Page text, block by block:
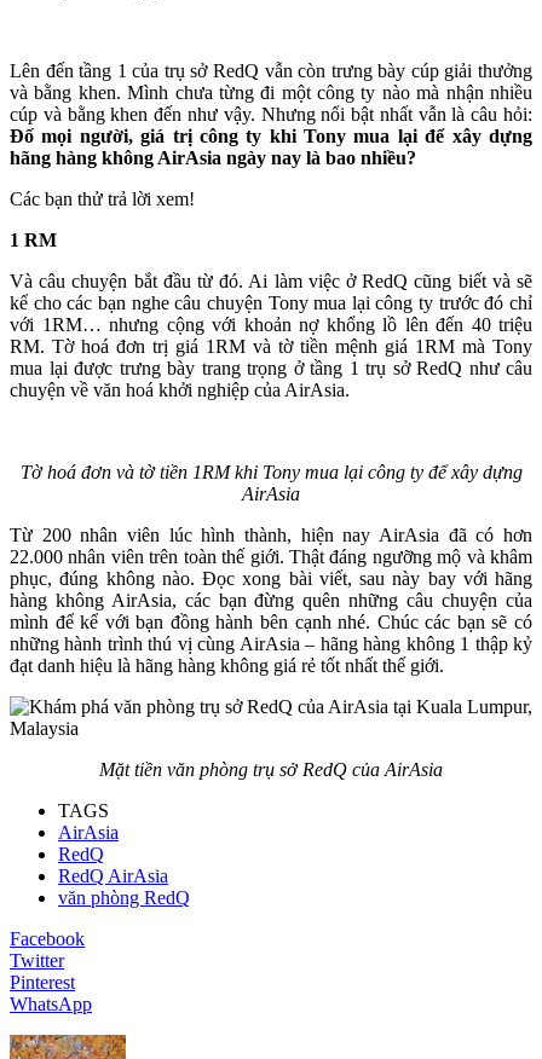
Lên đến tầng 1 của trụ sở RedQ vẫn còn trưng bày cúp giải thưởng
và bằng khen. Mình chưa từng đi một công ty nào mà nhận nhiều
cúp và bằng khen đến như vậy. Nhưng nổi bật nhất vẫn là câu hỏi:
Đố mọi người, giá trị công ty khi Tony mua lại để xây dựng
hãng hàng không AirAsia ngày nay là bao nhiều?
Các bạn thử trả lời xem!
1 RM
Và câu chuyện bắt đầu từ đó. Ai làm việc ở RedQ cũng biết và sẽ
kể cho các bạn nghe câu chuyện Tony mua lại công ty trước đó chỉ
với 1RM… nhưng cộng với khoản nợ khổng lồ lên đến 40 triệu
RM. Tờ hoá đơn trị giá 1RM và tờ tiền mệnh giá 1RM mà Tony
mua lại được trưng bày trang trọng ở tầng 1 trụ sở RedQ như câu
chuyện về văn hoá khởi nghiệp của AirAsia.
Tờ hoá đơn và tờ tiền 1RM khi Tony mua lại công ty để xây dựng
AirAsia
Từ 200 nhân viên lúc hình thành, hiện nay AirAsia đã có hơn
22.000 nhân viên trên toàn thế giới. Thật đáng ngưỡng mộ và khâm
phục, đúng không nào. Đọc xong bài viết, sau này bay với hãng
hàng không AirAsia, các bạn đừng quên những câu chuyện của
mình để kể với bạn đồng hành bên cạnh nhé. Chúc các bạn sẽ có
những hành trình thú vị cùng AirAsia – hãng hàng không 1 thập kỷ
đạt danh hiệu là hãng hàng không giá rẻ tốt nhất thế giới.
Mặt tiền văn phòng trụ sở RedQ của AirAsia
TAGS
AirAsia
RedQ
RedQ AirAsia
văn phòng RedQ
Facebook
Twitter
Pinterest
WhatsApp